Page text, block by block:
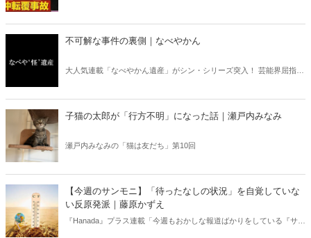
不可解な事件の裏側｜なべやかん
大人気連載「なべやかん遺産」がシン・シリーズ突入！ 芸能界屈指の
信じるか信じないかは、あなた次第！ 芸能ニュース
子猫の太郎が「行方不明」になった話｜瀬戸内みなみ
瀬戸内みなみの「猫は友だち」第10回
【今週のサンモニ】「待ったなしの状況」を自覚していな
い反原発派｜藤原かずえ
『Hanada』プラス連載「今週もおかしな報道ばかりをしている『サン